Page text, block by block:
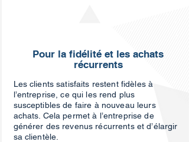
Pour la fidélité et les achats
récurrents
Les clients satisfaits restent fidèles à
l’entreprise, ce qui les rend plus
susceptibles de faire à nouveau leurs
achats. Cela permet à l’entreprise de
générer des revenus récurrents et d’élargir
sa clientèle.